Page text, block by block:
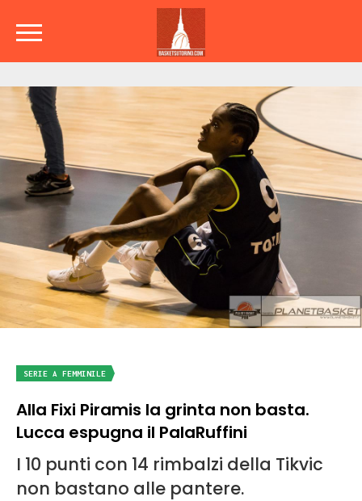
SERIE A FEMMINILE
Alla Fixi Piramis la grinta non basta.
Lucca espugna il PalaRuffini
I 10 punti con 14 rimbalzi della Tikvic
non bastano alle pantere.